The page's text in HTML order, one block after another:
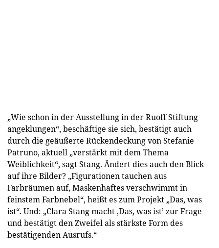
„Wie schon in der Ausstellung in der Ruoff Stiftung
angeklungen“, beschäftige sie sich, bestätigt auch
durch die geäußerte Rückendeckung von Stefanie
Patruno, aktuell „verstärkt mit dem Thema
Weiblichkeit“, sagt Stang. Ändert dies auch den Blick
auf ihre Bilder? „Figurationen tauchen aus
Farbräumen auf, Maskenhaftes verschwimmt in
feinstem Farbnebel“, heißt es zum Projekt „Das, was
ist“. Und: „Clara Stang macht ,Das, was ist’ zur Frage
und bestätigt den Zweifel als stärkste Form des
bestätigenden Ausrufs.“